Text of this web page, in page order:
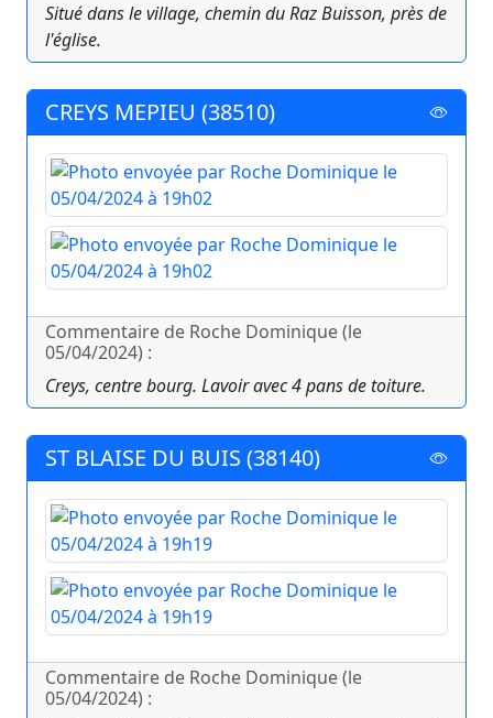
Situé dans le village, chemin du Raz Buisson, près de
l'église.
CREYS MEPIEU (38510)
Commentaire de Roche Dominique (le
05/04/2024) :
Creys, centre bourg. Lavoir avec 4 pans de toiture.
ST BLAISE DU BUIS (38140)
Commentaire de Roche Dominique (le
05/04/2024) :